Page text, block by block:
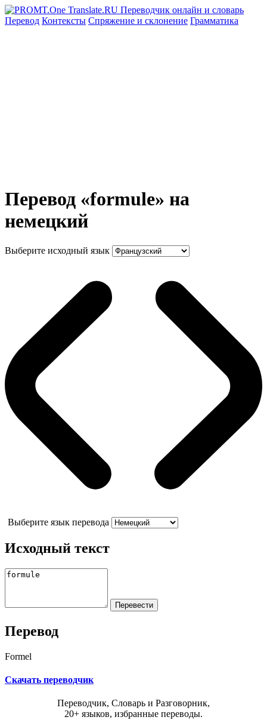
Перевод Контексты Спряжение и склонение Грамматика
Перевод «formule» на
немецкий
Выберите исходный язык
Выберите язык перевода
Исходный текст
Перевод
Formel
Скачать переводчик
Переводчик, Словарь и Разговорник,
20+ языков, избранные переводы.